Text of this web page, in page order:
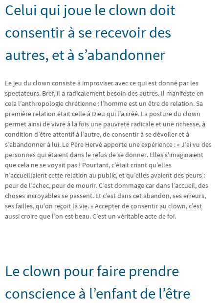
Celui qui joue le clown doit
consentir à se recevoir des
autres, et à s’abandonner
Le jeu du clown consiste à improviser avec ce qui est donné par les
spectateurs. Bref, il a radicalement besoin des autres. Il manifeste en
cela l’anthropologie chrétienne : l’homme est un être de relation. Sa
première relation était celle à Dieu qui l’a créé. La posture du clown
permet ainsi de vivre à la fois une pauvreté radicale et une richesse, à
condition d’être attentif à l’autre, de consentir à se dévoiler et à
s’abandonner à lui. Le Père Hervé apporte une expérience : « J’ai vu des
personnes qui étaient dans le refus de se donner. Elles s’imaginaient
que cela ne se voyait pas ! Pourtant, c’était criant qu’elles
n’accueillaient cette relation au public, et qu’elles avaient des peurs :
peur de l’échec, peur de mourir. C’est dommage car dans l’accueil, des
choses incroyables se passent. Et c’est dans cet abandon, ses erreurs,
ses failles, qu’on reçoit la vie. » Accepter de consentir au clown, c’est
aussi croire que l’on est beau. C’est un véritable acte de foi.
Le clown pour faire prendre
conscience à l’enfant de l’être